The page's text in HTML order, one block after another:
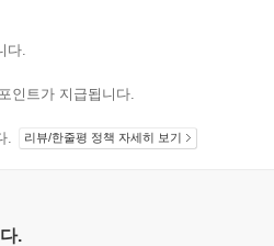
다.
인트가 지급됩니다.
.
리뷰/한줄평 정책 자세히 보기
.